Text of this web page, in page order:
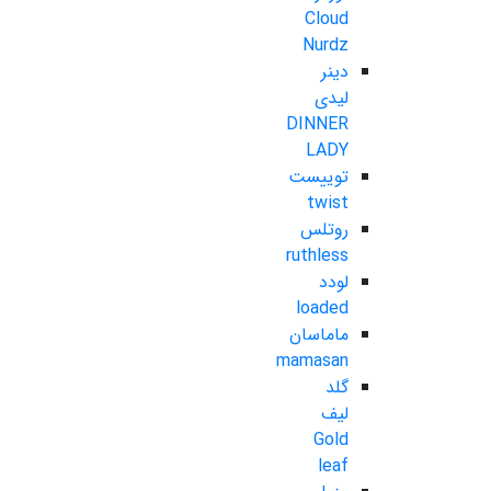
Cloud
Nurdz
دینر
لیدی
DINNER
LADY
توییست
twist
روتلس
ruthless
لودد
loaded
ماماسان
mamasan
گلد
لیف
Gold
leaf